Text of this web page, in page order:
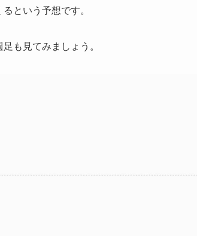
という予想です。
も見てみましょう。